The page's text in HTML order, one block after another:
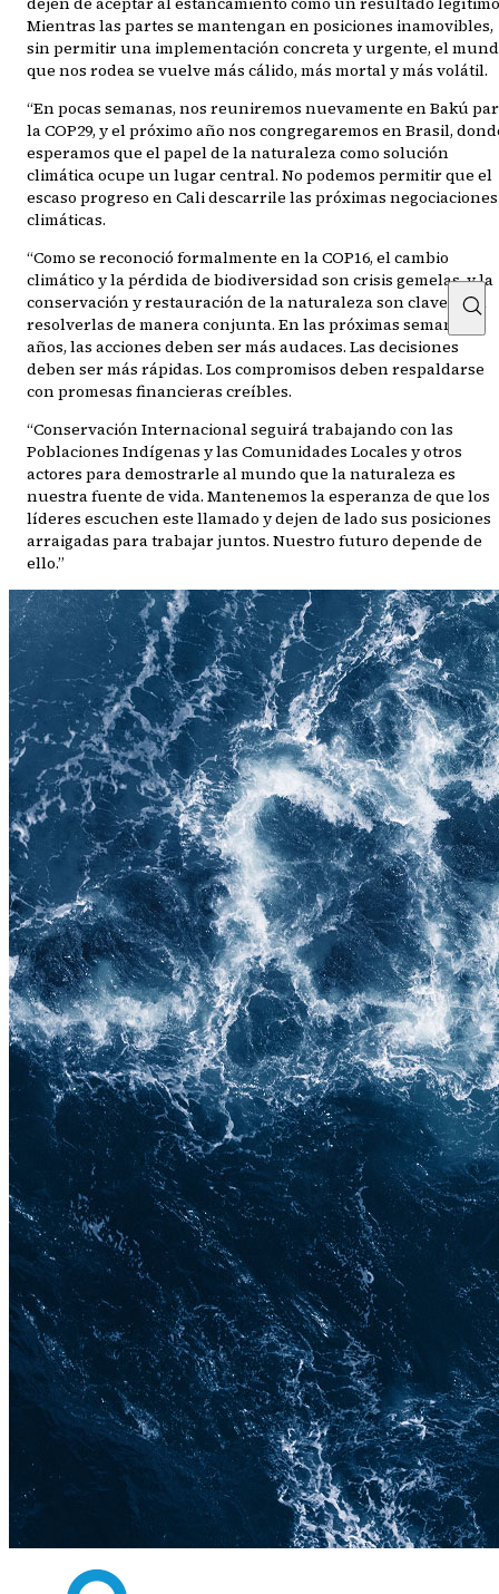
Mientras las partes se mantengan en posiciones inamovibles,
sin permitir una implementación concreta y urgente, el
que nos rodea se vuelve más cálido, más mortal y más volátil.
“En pocas semanas, nos reuniremos nuevamente en Bakú
la COP29, y el próximo año nos congregaremos en Brasil,
esperamos que el papel de la naturaleza como solución
climática ocupe un lugar central. No podemos permitir que el
escaso progreso en Cali descarrile las próximas negociaciones
climáticas.
“Como se reconoció formalmente en la COP16, el cambio
climático y la pérdida de biodiversidad son crisis gemelas, y la
conservación y restauración de la naturaleza son clave para
resolverlas de manera conjunta. En las próximas semanas y
años, las acciones deben ser más audaces. Las decisiones
deben ser más rápidas. Los compromisos deben respaldarse
con promesas financieras creíbles.
“Conservación Internacional seguirá trabajando con las
Poblaciones Indígenas y las Comunidades Locales y otros
actores para demostrarle al mundo que la naturaleza es
nuestra fuente de vida. Mantenemos la esperanza de que los
líderes escuchen este llamado y dejen de lado sus posiciones
arraigadas para trabajar juntos. Nuestro futuro depende de
ello.”